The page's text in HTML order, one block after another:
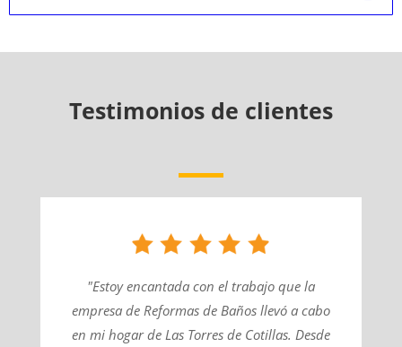
Testimonios de clientes
"Estoy encantada con el trabajo que la
empresa de Reformas de Baños llevó a cabo
en mi hogar de Las Torres de Cotillas. Desde